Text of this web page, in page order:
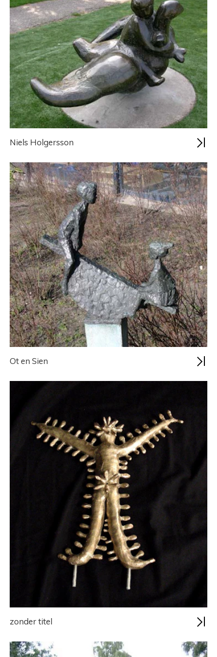
Niels Holgersson
Ot en Sien
zonder titel